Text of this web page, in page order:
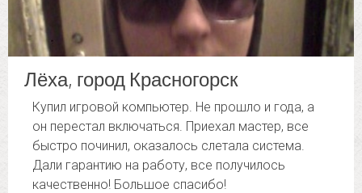
Лёха, город Красногорск
Купил игровой компьютер. Не прошло и года, а
он перестал включаться. Приехал мастер, все
быстро починил, оказалось слетала система.
Дали гарантию на работу, все получилось
качественно! Большое спасибо!